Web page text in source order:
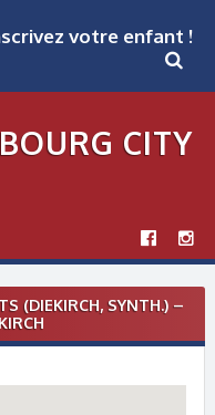
votre enfant !
CITY
(DIEKIRCH, SYNTH.) –